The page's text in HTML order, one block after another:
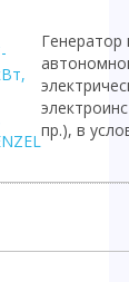
Генератор
пр.), в